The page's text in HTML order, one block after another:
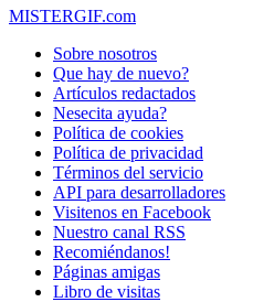
MISTERGIF.com
Sobre nosotros
Que hay de nuevo?
Artículos redactados
Nesecita ayuda?
Política de cookies
Política de privacidad
Términos del servicio
API para desarrolladores
Visitenos en Facebook
Nuestro canal RSS
Recomiéndanos!
Páginas amigas
Libro de visitas